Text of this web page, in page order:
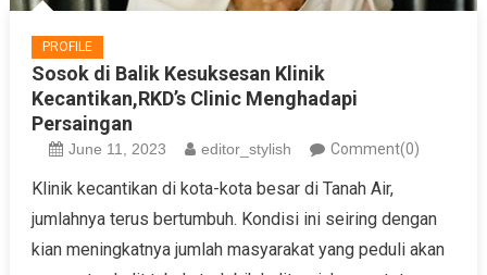
PROFILE
Sosok di Balik Kesuksesan Klinik
Kecantikan,RKD’s Clinic Menghadapi
Persaingan
June 11, 2023 editor_stylish Comment(0)
Klinik kecantikan di kota-kota besar di Tanah Air,
jumlahnya terus bertumbuh. Kondisi ini seiring dengan
kian meningkatnya jumlah masyarakat yang peduli akan